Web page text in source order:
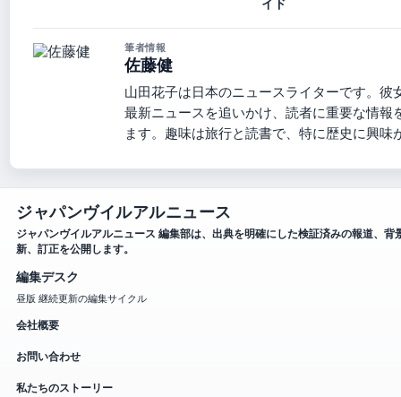
イド
筆者情報
佐藤健
山田花子は日本のニュースライターです。彼
最新ニュースを追いかけ、読者に重要な情報
ます。趣味は旅行と読書で、特に歴史に興味
ジャパンヴイルアルニュース
ジャパンヴイルアルニュース 編集部は、出典を明確にした検証済みの報道、背
新、訂正を公開します。
編集デスク
昼版 継続更新の編集サイクル
会社概要
お問い合わせ
私たちのストーリー